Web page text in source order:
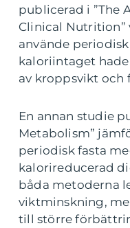
publicerad i ”The
Clinical Nutrition”
använde
kaloriintaget
av kroppsvikt och
En annan studie
Metabolism”
periodisk fasta
kalorireducerad
båda metoderna
viktminskning,
till större